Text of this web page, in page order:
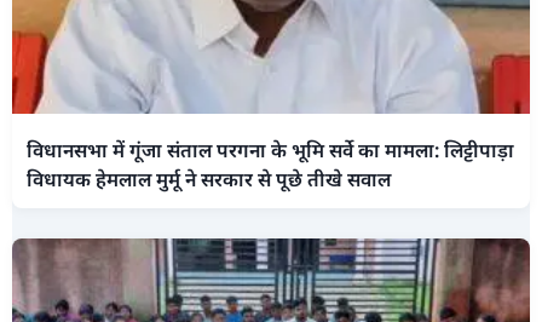
विधानसभा में गूंजा संताल परगना के भूमि सर्वे का मामला: लिट्टीपाड़ा
विधायक हेमलाल मुर्मू ने सरकार से पूछे तीखे सवाल